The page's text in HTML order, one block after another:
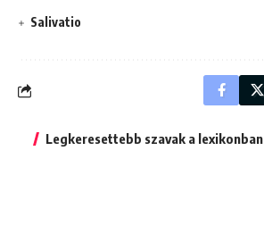
Salivatio
Legkeresettebb szavak a lexikonban